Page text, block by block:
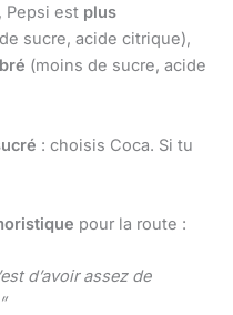
, Pepsi est plus
sucre, acide citrique),
(moins de sucre, acide
: choisis Coca. Si tu
pour la route :
d’avoir assez de